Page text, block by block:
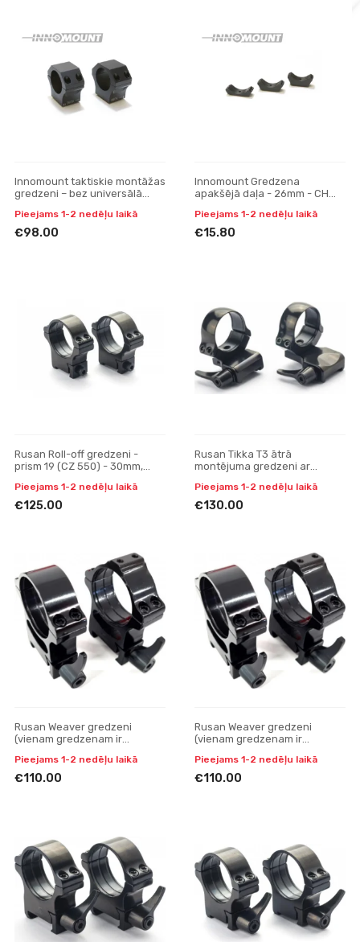
Innomount taktiskie montāžas
gredzeni – bez universālā
20 MOA slīpumu
Pieejams 1-2 nedēļu laikā
€98.00
Innomount Gredzena
apakšējā daļa - 26mm - CH
Pieejams 1-2 nedēļu laikā
€15.80
Rusan Roll-off gredzeni -
prism 19 (CZ 550) - 30mm,
Pieejams 1-2 nedēļu laikā
€125.00
Rusan Tikka T3 ātrā
montējuma gredzeni ar
Pieejams 1-2 nedēļu laikā
€130.00
Rusan Weaver gredzeni
(vienam gredzenam ir
30mm, ātrais montējums, H17
Pieejams 1-2 nedēļu laikā
€110.00
Rusan Weaver gredzeni
(vienam gredzenam ir
30mm, ātrais montējums, H20
Pieejams 1-2 nedēļu laikā
€110.00